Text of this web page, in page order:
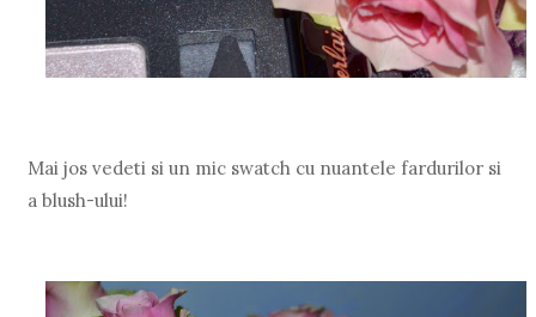
Mai jos vedeti si un mic swatch cu nuantele fardurilor si
a blush-ului!